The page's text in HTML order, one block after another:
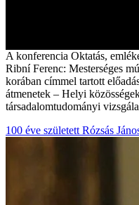
A konferencia Oktatás,
Ribní Ferenc: Mesterséges
korában címmel tartott
átmenetek – Helyi
társadalomtudományi
100 éve született Rózsás